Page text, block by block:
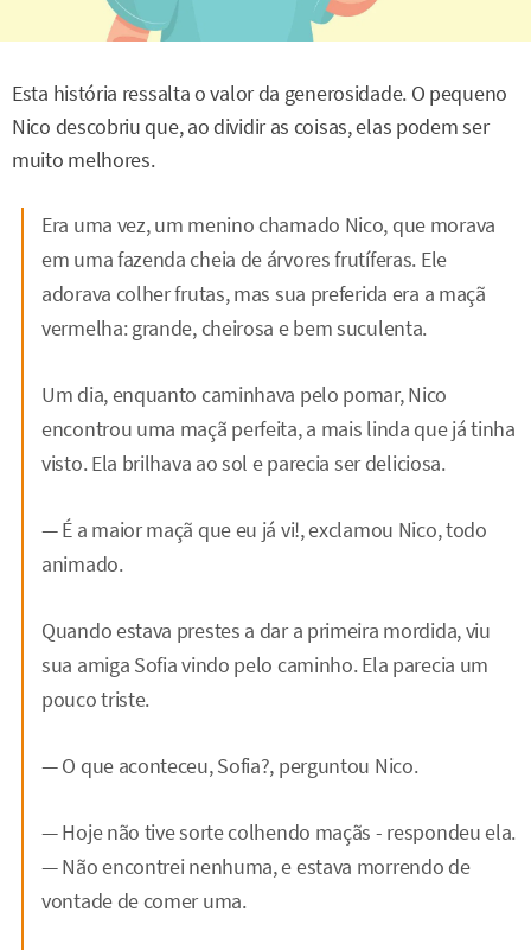
Esta história ressalta o valor da generosidade. O pequeno
Nico descobriu que, ao dividir as coisas, elas podem ser
muito melhores.
Era uma vez, um menino chamado Nico, que morava
em uma fazenda cheia de árvores frutíferas. Ele
adorava colher frutas, mas sua preferida era a maçã
vermelha: grande, cheirosa e bem suculenta.
Um dia, enquanto caminhava pelo pomar, Nico
encontrou uma maçã perfeita, a mais linda que já tinha
visto. Ela brilhava ao sol e parecia ser deliciosa.
— É a maior maçã que eu já vi!, exclamou Nico, todo
animado.
Quando estava prestes a dar a primeira mordida, viu
sua amiga Sofia vindo pelo caminho. Ela parecia um
pouco triste.
— O que aconteceu, Sofia?, perguntou Nico.
— Hoje não tive sorte colhendo maçãs - respondeu ela.
— Não encontrei nenhuma, e estava morrendo de
vontade de comer uma.